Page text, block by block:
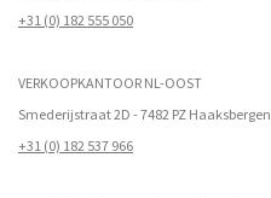
+31 (0) 182 555 050
VERKOOPKANTOOR NL-OOST
Smederijstraat 2D - 7482 PZ Haaksbergen
+31 (0) 182 537 966